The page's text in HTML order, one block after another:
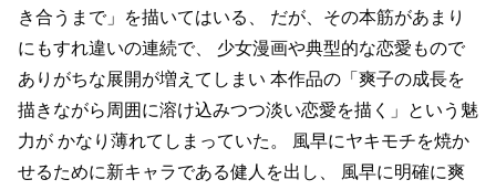
き合うまで」を描いてはいる、
だが、その本筋があまり
にもすれ違いの連続で、
少女漫画や典型的な恋愛もので
ありがちな展開が増えてしまい 本作品の「爽子の成長を
描きながら周囲に溶け込みつつ淡い恋愛を描く」という魅
力が かなり薄れてしまっていた。
風早にヤキモチを焼か
せるために新キャラである健人を出し、
風早に明確に爽